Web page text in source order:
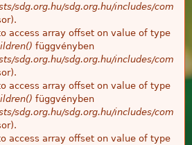
sdg.org.hu/sdg.org.hu/includes/com
access array offset on value of type
függvényben
sdg.org.hu/sdg.org.hu/includes/com
access array offset on value of type
függvényben
sdg.org.hu/sdg.org.hu/includes/com
access array offset on value of type